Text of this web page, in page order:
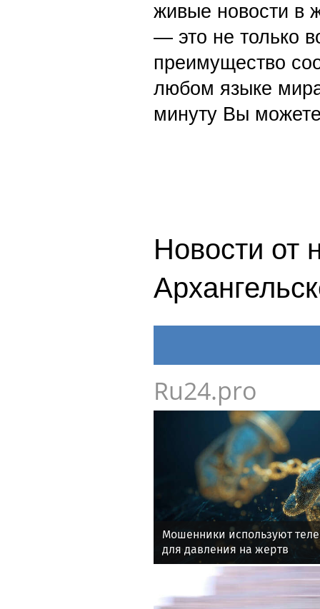
живые новости в
— это не только
преимущество
любом языке
минуту Вы
Новости от
Ru24.pro
Мошенники используют
для давления на жертв